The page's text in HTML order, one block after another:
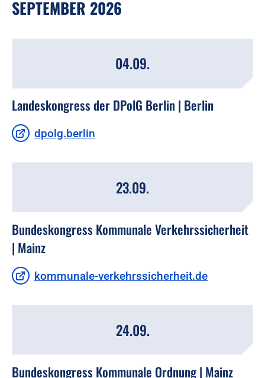
SEPTEMBER 2026
04.09.
Landeskongress der DPolG Berlin | Berlin
dpolg.berlin
23.09.
Bundeskongress Kommunale Verkehrssicherheit
| Mainz
kommunale-verkehrssicherheit.de
24.09.
Bundeskongress Kommunale Ordnung | Mainz